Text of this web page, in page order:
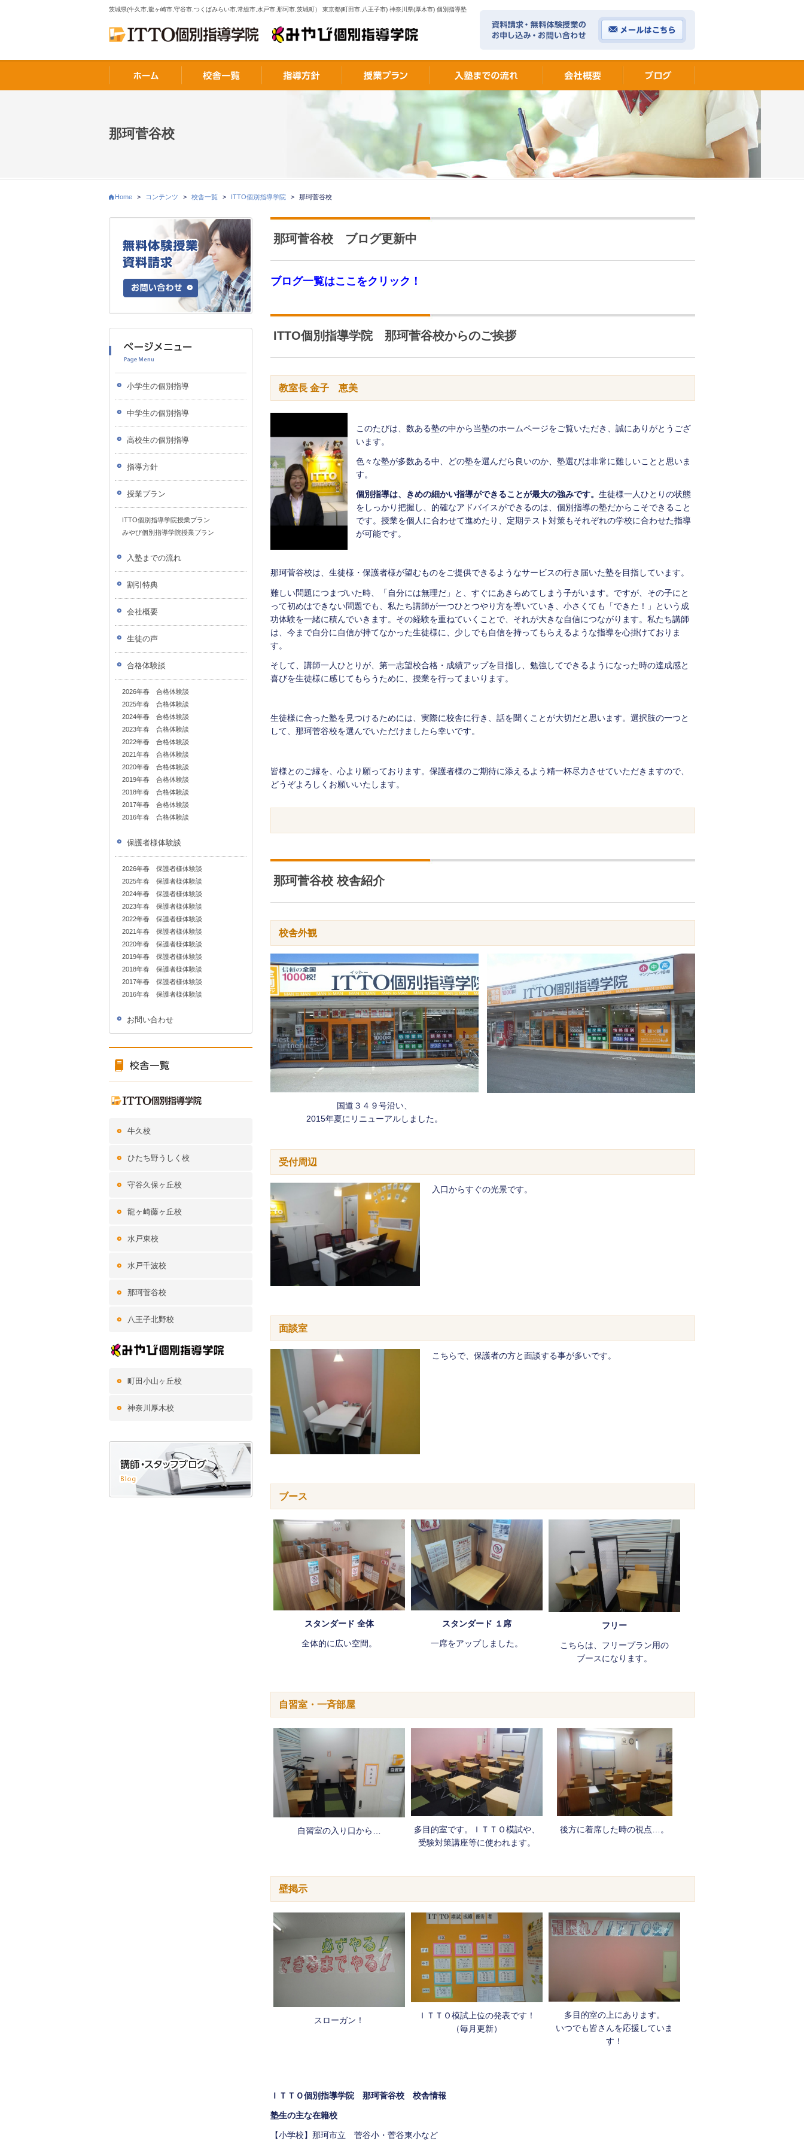
茨城県(牛久市,龍ヶ崎市,守谷市,つくばみらい市,常総市,水戸市,那珂市,茨城町） 東京都(町田市,八王子市) 神奈川県(厚木市) 個別指導塾
那珂菅谷校
Home > コンテンツ > 校舎一覧 > ITTO個別指導学院 > 那珂菅谷校
那珂菅谷校 ブログ更新中
ブログ一覧はここをクリック！
ITTO個別指導学院 那珂菅谷校からのご挨拶
教室長 金子 恵美
このたびは、数ある塾の中から当塾のホームページをご覧いただき、誠にありがとうござ
います。
色々な塾が多数ある中、どの塾を選んだら良いのか、塾選びは非常に難しいことと思いま
す。
個別指導は、きめの細かい指導ができることが最大の強みです。 生徒様一人ひとりの状態
をしっかり把握し、的確なアドバイスができるのは、個別指導の塾だからこそできること
です。授業を個人に合わせて進めたり、定期テスト対策もそれぞれの学校に合わせた指導
が可能です。
那珂菅谷校は、生徒様・保護者様が望むものをご提供できるようなサービスの行き届いた塾を目指しています。
難しい問題につまづいた時、「自分には無理だ」と、すぐにあきらめてしまう子がいます。ですが、その子にと
って初めはできない問題でも、私たち講師が一つひとつやり方を導いていき、小さくても「できた！」という成
功体験を一緒に積んでいきます。その経験を重ねていくことで、それが大きな自信につながります。私たち講師
は、今まで自分に自信が持てなかった生徒様に、少しでも自信を持ってもらえるような指導を心掛けておりま
す。
そして、講師一人ひとりが、第一志望校合格・成績アップを目指し、勉強してできるようになった時の達成感と
喜びを生徒様に感じてもらうために、授業を行ってまいります。
生徒様に合った塾を見つけるためには、実際に校舎に行き、話を聞くことが大切だと思います。選択肢の一つと
して、那珂菅谷校を選んでいただけましたら幸いです。
皆様とのご縁を、心より願っております。保護者様のご期待に添えるよう精一杯尽力させていただきますので、
どうぞよろしくお願いいたします。
那珂菅谷校 校舎紹介
校舎外観
国道３４９号沿い、
2015年夏にリニューアルしました。
受付周辺
入口からすぐの光景です。
面談室
こちらで、保護者の方と面談する事が多いです。
ブース
スタンダード 全体
全体的に広い空間。
スタンダード １席
一席をアップしました。
フリー
こちらは、フリープラン用の
ブースになります。
自習室・一斉部屋
自習室の入り口から…
多目的室です。ＩＴＴＯ模試や、
受験対策講座等に使われます。
後方に着席した時の視点…。
壁掲示
スローガン！
ＩＴＴＯ模試上位の発表です！
（毎月更新）
多目的室の上にあります。
いつでも皆さんを応援していま
す！
ＩＴＴＯ個別指導学院 那珂菅谷校 校舎情報
塾生の主な在籍校
【小学校】那珂市立 菅谷小・菅谷東小など
小学生の個別指導
中学生の個別指導
高校生の個別指導
指導方針
授業プラン
ITTO個別指導学院授業プラン
みやび個別指導学院授業プラン
入塾までの流れ
割引特典
会社概要
生徒の声
合格体験談
2026年春 合格体験談
2025年春 合格体験談
2024年春 合格体験談
2023年春 合格体験談
2022年春 合格体験談
2021年春 合格体験談
2020年春 合格体験談
2019年春 合格体験談
2018年春 合格体験談
2017年春 合格体験談
2016年春 合格体験談
保護者様体験談
2026年春 保護者様体験談
2025年春 保護者様体験談
2024年春 保護者様体験談
2023年春 保護者様体験談
2022年春 保護者様体験談
2021年春 保護者様体験談
2020年春 保護者様体験談
2019年春 保護者様体験談
2018年春 保護者様体験談
2017年春 保護者様体験談
2016年春 保護者様体験談
お問い合わせ
牛久校
ひたち野うしく校
守谷久保ヶ丘校
龍ヶ崎藤ヶ丘校
水戸東校
水戸千波校
那珂菅谷校
八王子北野校
町田小山ヶ丘校
神奈川厚木校